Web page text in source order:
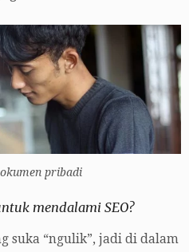
pribadi
mendalami SEO?
suka “ngulik”, jadi di dalam